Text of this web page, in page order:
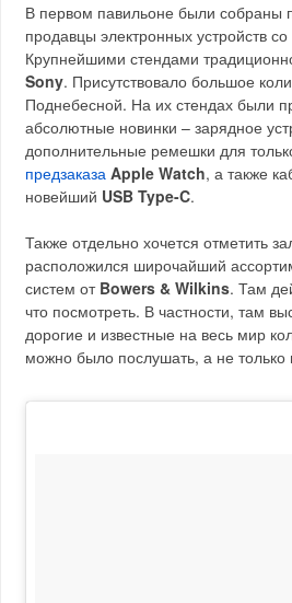
В первом павильоне были собраны
продавцы электронных устройств
Крупнейшими стендами
Sony. Присутствовало большое
Поднебесной. На их стендах были
абсолютные новинки – зарядное
дополнительные ремешки для
предзаказа Apple Watch, а также
новейший USB Type-C.
Также отдельно хочется отметить
расположился широчайший
систем от Bowers & Wilkins. Там
что посмотреть. В частности, там
дорогие и известные на весь мир
можно было послушать, а не только